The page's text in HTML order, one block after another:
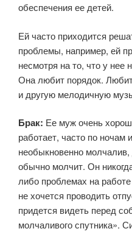
обеспечения ее детей.
Ей часто приходится
проблемы, например, ей
несмотря на то, что у нее
Она любит порядок.
и другую мелодичную
Брак: Ее муж очень
работает, часто по
необыкновенно
обычно молчит. Он
либо проблемах на
не хочется проводить
придется видеть перед
молчаливого спутника».